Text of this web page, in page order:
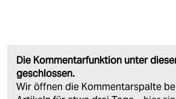
Die Kommentarfunktion unter
geschlossen.
Wir öffnen die Kommentarspalte